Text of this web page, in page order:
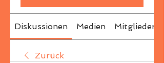
Diskussionen Medien Mitglieder
Zurück